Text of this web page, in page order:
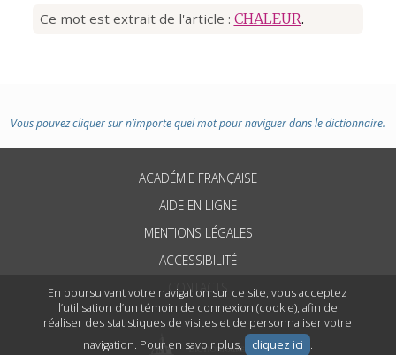
En poursuivant votre navigation sur ce site, vous acceptez
l’utilisation d’un témoin de connexion (cookie), afin de
réaliser des statistiques de visites et de personnaliser votre
navigation. Pour en savoir plus,
cliquez ici .
Ce mot est extrait de l'article : CHALEUR.
Vous pouvez cliquer sur n’importe quel mot pour naviguer dans le dictionnaire.
ACADÉMIE FRANÇAISE
AIDE EN LIGNE
MENTIONS LÉGALES
ACCESSIBILITÉ
CONTACTS